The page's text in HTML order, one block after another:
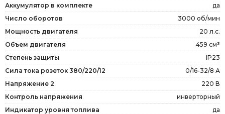
Аккумулятор в комплекте
да
Число оборотов
3000 об/мин
Мощность двигателя
20 л.с.
Объем двигателя
459 см³
Степень защиты
IP23
Сила тока розеток 380/220/12
0/16-32/8 А
Напряжение 2
220 В
Контроль напряжения
инверторный
Индикатор уровня топлива
да